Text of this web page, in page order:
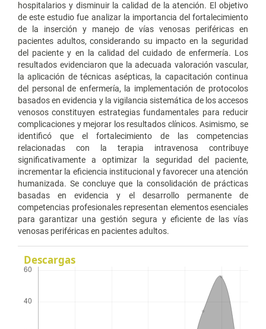
hospitalarios y disminuir la calidad de la atención. El objetivo
de este estudio fue analizar la importancia del fortalecimiento
de la inserción y manejo de vías venosas periféricas en
pacientes adultos, considerando su impacto en la seguridad
del paciente y en la calidad del cuidado de enfermería. Los
resultados evidenciaron que la adecuada valoración vascular,
la aplicación de técnicas asépticas, la capacitación continua
del personal de enfermería, la implementación de protocolos
basados en evidencia y la vigilancia sistemática de los accesos
venosos constituyen estrategias fundamentales para reducir
complicaciones y mejorar los resultados clínicos. Asimismo, se
identificó que el fortalecimiento de las competencias
relacionadas con la terapia intravenosa contribuye
significativamente a optimizar la seguridad del paciente,
incrementar la eficiencia institucional y favorecer una atención
humanizada. Se concluye que la consolidación de prácticas
basadas en evidencia y el desarrollo permanente de
competencias profesionales representan elementos esenciales
para garantizar una gestión segura y eficiente de las vías
venosas periféricas en pacientes adultos.
Descargas